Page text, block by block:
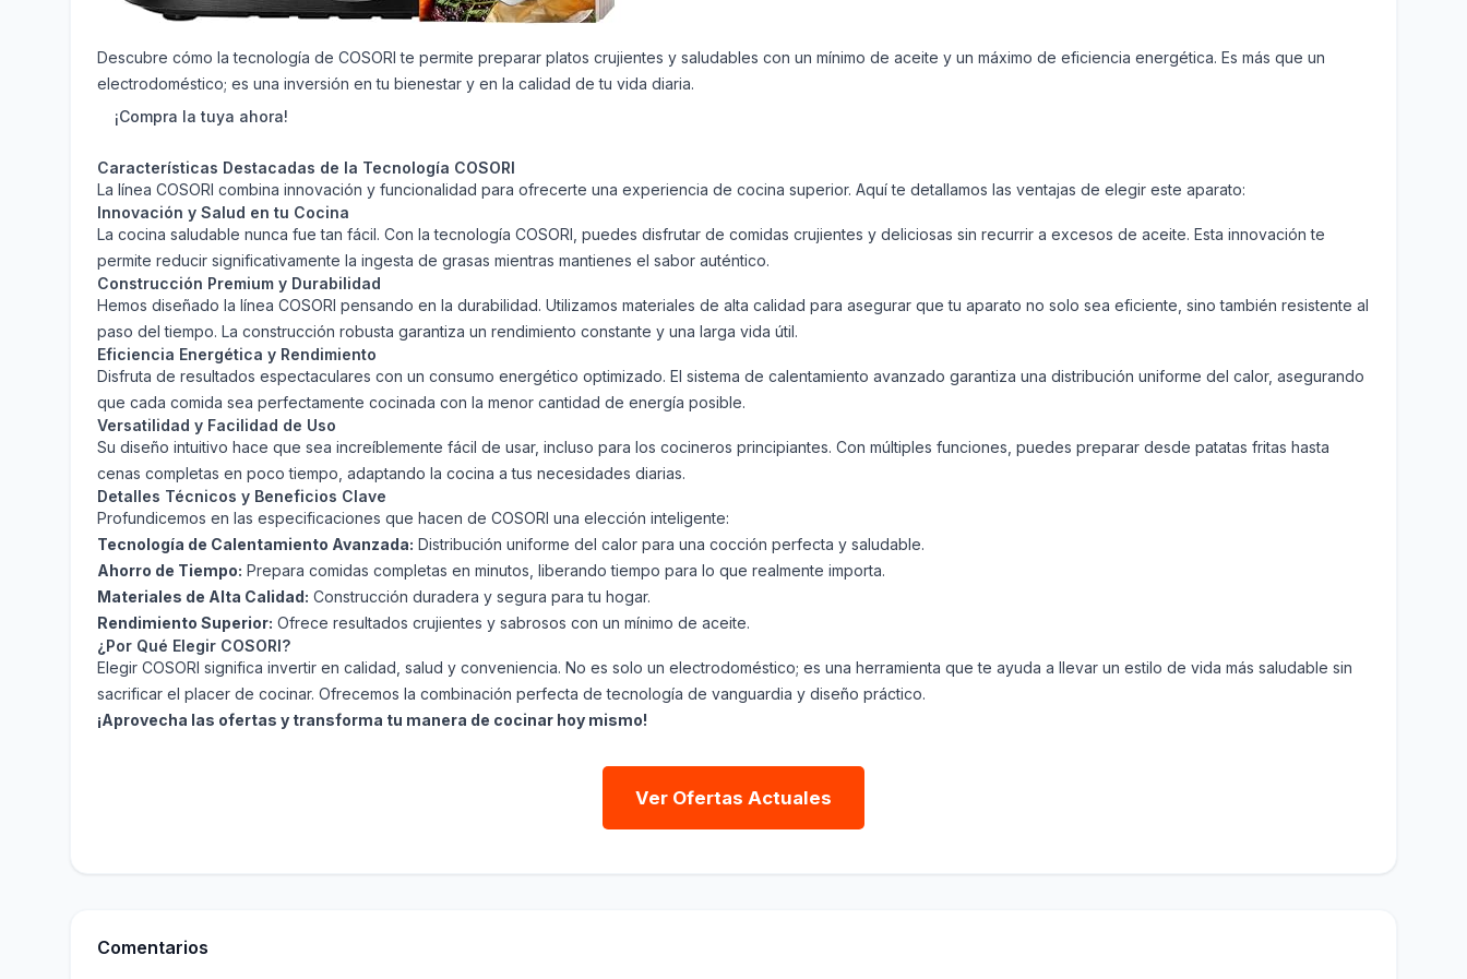
Descubre cómo la tecnología de COSORI te permite preparar platos crujientes y saludables con un mínimo de aceite y un máximo de eficiencia energética. Es más que un
electrodoméstico; es una inversión en tu bienestar y en la calidad de tu vida diaria.
¡Compra la tuya ahora!
Características Destacadas de la Tecnología COSORI
La línea COSORI combina innovación y funcionalidad para ofrecerte una experiencia de cocina superior. Aquí te detallamos las ventajas de elegir este aparato:
Innovación y Salud en tu Cocina
La cocina saludable nunca fue tan fácil. Con la tecnología COSORI, puedes disfrutar de comidas crujientes y deliciosas sin recurrir a excesos de aceite. Esta innovación te
permite reducir significativamente la ingesta de grasas mientras mantienes el sabor auténtico.
Construcción Premium y Durabilidad
Hemos diseñado la línea COSORI pensando en la durabilidad. Utilizamos materiales de alta calidad para asegurar que tu aparato no solo sea eficiente, sino también resistente al
paso del tiempo. La construcción robusta garantiza un rendimiento constante y una larga vida útil.
Eficiencia Energética y Rendimiento
Disfruta de resultados espectaculares con un consumo energético optimizado. El sistema de calentamiento avanzado garantiza una distribución uniforme del calor, asegurando
que cada comida sea perfectamente cocinada con la menor cantidad de energía posible.
Versatilidad y Facilidad de Uso
Su diseño intuitivo hace que sea increíblemente fácil de usar, incluso para los cocineros principiantes. Con múltiples funciones, puedes preparar desde patatas fritas hasta
cenas completas en poco tiempo, adaptando la cocina a tus necesidades diarias.
Detalles Técnicos y Beneficios Clave
Profundicemos en las especificaciones que hacen de COSORI una elección inteligente:
Tecnología de Calentamiento Avanzada: Distribución uniforme del calor para una cocción perfecta y saludable.
Ahorro de Tiempo: Prepara comidas completas en minutos, liberando tiempo para lo que realmente importa.
Materiales de Alta Calidad: Construcción duradera y segura para tu hogar.
Rendimiento Superior: Ofrece resultados crujientes y sabrosos con un mínimo de aceite.
¿Por Qué Elegir COSORI?
Elegir COSORI significa invertir en calidad, salud y conveniencia. No es solo un electrodoméstico; es una herramienta que te ayuda a llevar un estilo de vida más saludable sin
sacrificar el placer de cocinar. Ofrecemos la combinación perfecta de tecnología de vanguardia y diseño práctico.
¡Aprovecha las ofertas y transforma tu manera de cocinar hoy mismo!
Ver Ofertas Actuales
Comentarios